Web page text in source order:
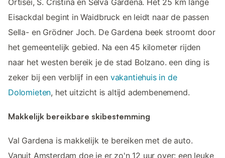
Eisackdal begint in Waidbruck en leidt naar de passen
Sella- en Grödner Joch. De Gardena beek stroomt door
het gemeentelijk gebied. Na een 45 kilometer rijden
naar het westen bereik je de stad Bolzano. een ding is
zeker bij een verblijf in een vakantiehuis in de
Dolomieten, het uitzicht is altijd adembenemend.
Makkelijk bereikbare skibestemming
Val Gardena is makkelijk te bereiken met de auto.
Vanuit Amsterdam doe je er zo'n 12 uur over: een leuke